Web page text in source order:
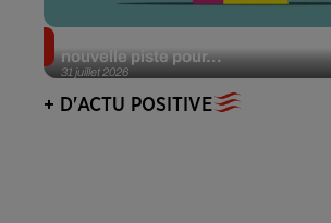
31 juillet 2026
nouvelle piste pour...
+ D'ACTU POSITIVE